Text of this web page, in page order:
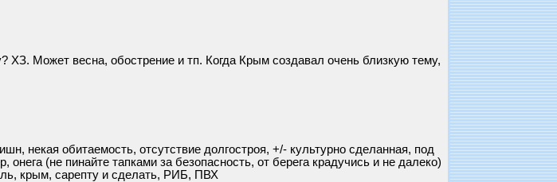
ХЗ. Может весна, обострение и тп. Когда Крым создавал очень близкую тему,
некая обитаемость, отсутствие долгостроя, +/- культурно сделанная, под
(не пинайте тапками за безопасность, от берега крадучись и не далеко)
крым, сарепту и сделать, РИБ, ПВХ